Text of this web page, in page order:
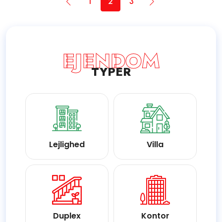
EJENDOM
TYPER
Lejlighed Villa
Duplex Kontor